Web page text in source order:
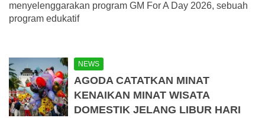
menyelenggarakan program GM For A Day 2026, sebuah
program edukatif
NEWS
AGODA CATATKAN MINAT
KENAIKAN MINAT WISATA
DOMESTIK JELANG LIBUR HARI